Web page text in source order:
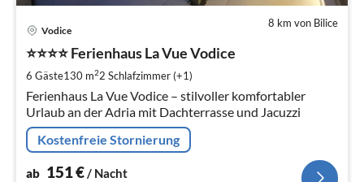
8 km von Bilice
Vodice
⭐⭐⭐⭐ Ferienhaus La Vue Vodice
6 Gäste130 m22 Schlafzimmer (+1)
Ferienhaus La Vue Vodice – stilvoller komfortabler
Urlaub an der Adria mit Dachterrasse und Jacuzzi
Kostenfreie Stornierung
ab 151€ / Nacht